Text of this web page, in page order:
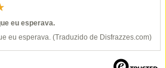
eu esperava.
eu esperava. (Traduzido de Disfrazzes.com)